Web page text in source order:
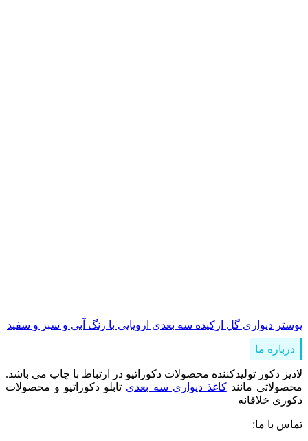
پوستر دیواری گل ارکیده سه بعدی اروپایی با رنگ آبی و سبز و سفید
درباره ما
لادیز دکور تولیدکننده محصولات دکوراتیو در ارتباط با چاپ می باشد.
محصولاتی مانندکاغذ دیواری سه بعدی تابلو دکوراتیو و محصولات
دکوری خلاقانه
تماس با ما: